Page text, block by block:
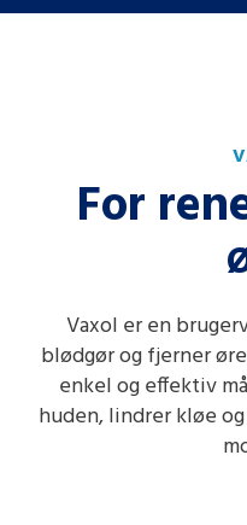
For
Vaxol er en
blødgør og fjerner
enkel og effektiv
huden, lindrer kløe